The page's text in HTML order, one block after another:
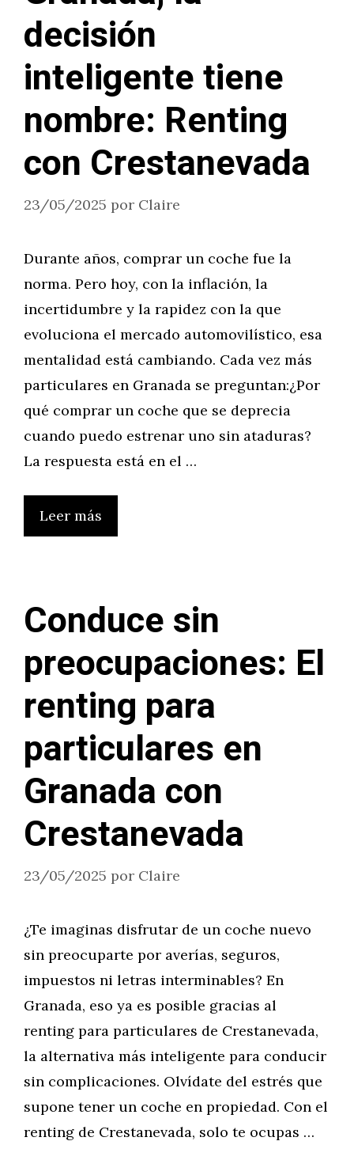
decisión
inteligente tiene
nombre: Renting
con Crestanevada
23/05/2025 por Claire
Durante años, comprar un coche fue la
norma. Pero hoy, con la inflación, la
incertidumbre y la rapidez con la que
evoluciona el mercado automovilístico, esa
mentalidad está cambiando. Cada vez más
particulares en Granada se preguntan:¿Por
qué comprar un coche que se deprecia
cuando puedo estrenar uno sin ataduras?
La respuesta está en el …
Leer más
Conduce sin
preocupaciones: El
renting para
particulares en
Granada con
Crestanevada
23/05/2025 por Claire
¿Te imaginas disfrutar de un coche nuevo
sin preocuparte por averías, seguros,
impuestos ni letras interminables? En
Granada, eso ya es posible gracias al
renting para particulares de Crestanevada,
la alternativa más inteligente para conducir
sin complicaciones. Olvídate del estrés que
supone tener un coche en propiedad. Con el
renting de Crestanevada, solo te ocupas …